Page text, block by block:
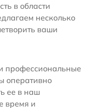
в области
несколько
ваши
профессиональные
оперативно
ее в наш
время и